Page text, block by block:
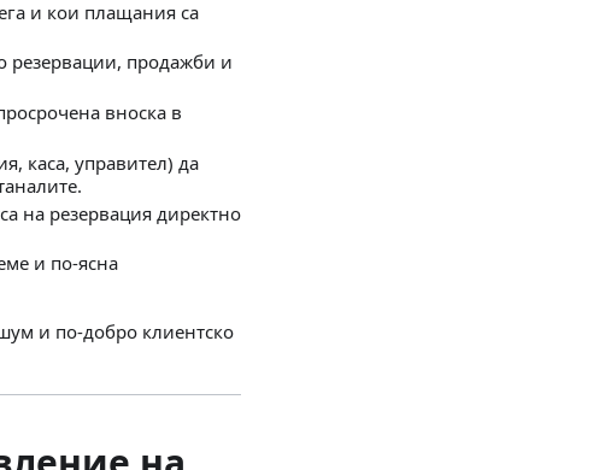
и кои плащания са
резервации, продажби и
вноска в
каса, управител) да
на резервация директно
и по-ясна
и по-добро клиентско